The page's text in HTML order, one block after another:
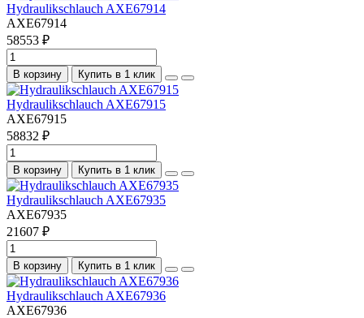
Hydraulikschlauch AXE67914
AXE67914
58553 ₽
В корзину Купить в 1 клик
Hydraulikschlauch AXE67915
AXE67915
58832 ₽
В корзину Купить в 1 клик
Hydraulikschlauch AXE67935
AXE67935
21607 ₽
В корзину Купить в 1 клик
Hydraulikschlauch AXE67936
AXE67936